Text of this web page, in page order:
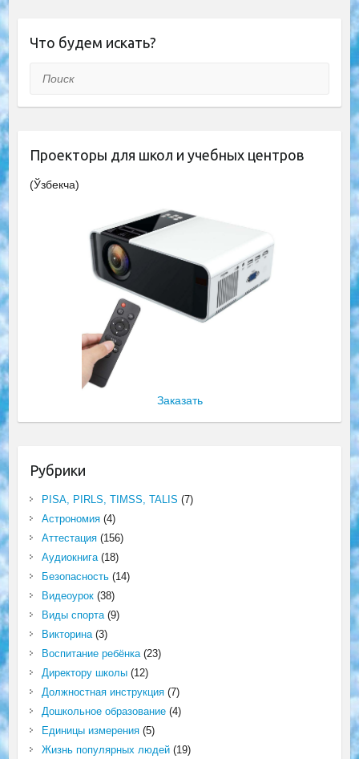
Что будем искать?
Поиск
Проекторы для школ и учебных центров
(Ўзбекча)
Заказать
Рубрики
PISA, PIRLS, TIMSS, TALIS (7)
Астрономия(4)
Аттестация(156)
Аудиокнига(18)
Безопасность(14)
Видеоурок(38)
Виды спорта(9)
Викторина(3)
Воспитание ребёнка(23)
Директору школы(12)
Должностная инструкция(7)
Дошкольное образование(4)
Единицы измерения(5)
Жизнь популярных людей(19)